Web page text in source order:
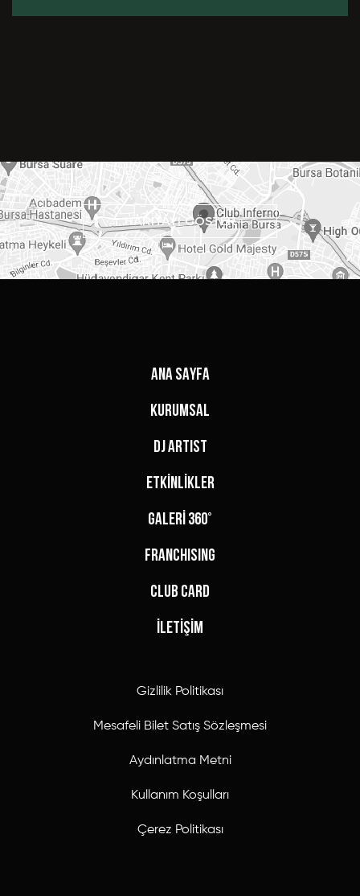
HARİTAYI GÖSTER
ANA SAYFA
KURUMSAL
DJ ARTIST
ETKİNLİKLER
GALERİ 360°
FRANCHISING
CLUB CARD
İLETİŞİM
Gizlilik Politikası
Mesafeli Bilet Satış Sözleşmesi
Aydınlatma Metni
Kullanım Koşulları
Çerez Politikası